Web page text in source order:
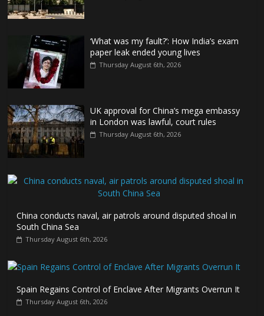
‘What was my fault?’: How India’s exam
paper leak ended young lives
Thursday August 6th, 2026
UK approval for China’s mega embassy
in London was lawful, court rules
Thursday August 6th, 2026
China conducts naval, air patrols around disputed shoal in
South China Sea
Thursday August 6th, 2026
Spain Regains Control of Enclave After Migrants Overrun It
Thursday August 6th, 2026